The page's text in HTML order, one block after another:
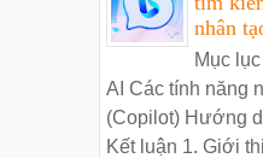
nhân
Mục
AI Các tính năng
(Copilot) Hướng
Kết luận 1. Giới